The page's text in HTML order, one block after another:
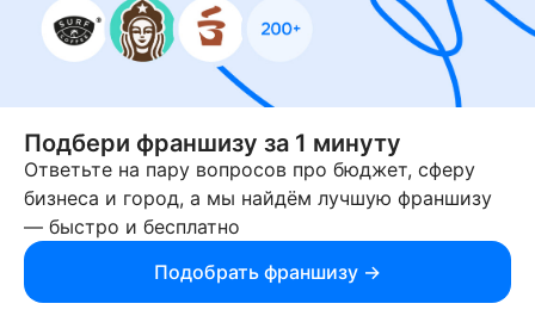
правообладателя и не несет ответственность за условия
предоставления франшизы и действия лиц,
осуществленные на основании информации, имеющейся
на сайте или полученной через него. За достоверность
предоставленной информации несет ответственность
правообладатель.
© 2013-2026 Бизнесменс.ру. ИП Богомолов Ю. А. ИНН
166109472099 ОГРН 1315169000030181.
При использовании материалов гиперссылка на businessmens.ru
обязательна. 12+
Подбери франшизу за 1 минуту
Ответьте на пару вопросов про бюджет, сферу
бизнеса и город, а мы найдём лучшую франшизу
— быстро и бесплатно
Подобрать франшизу →